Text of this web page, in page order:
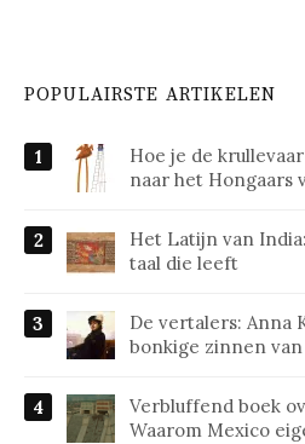
POPULAIRSTE ARTIKELEN
Hoe je de
naar het Hongaars
Het Latijn van
taal die leeft
De vertalers: Anna
bonkige zinnen
Verbluffend boek
Waarom Mexico